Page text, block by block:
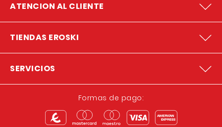
ATENCION AL CLIENTE
TIENDAS EROSKI
SERVICIOS
Formas de pago: